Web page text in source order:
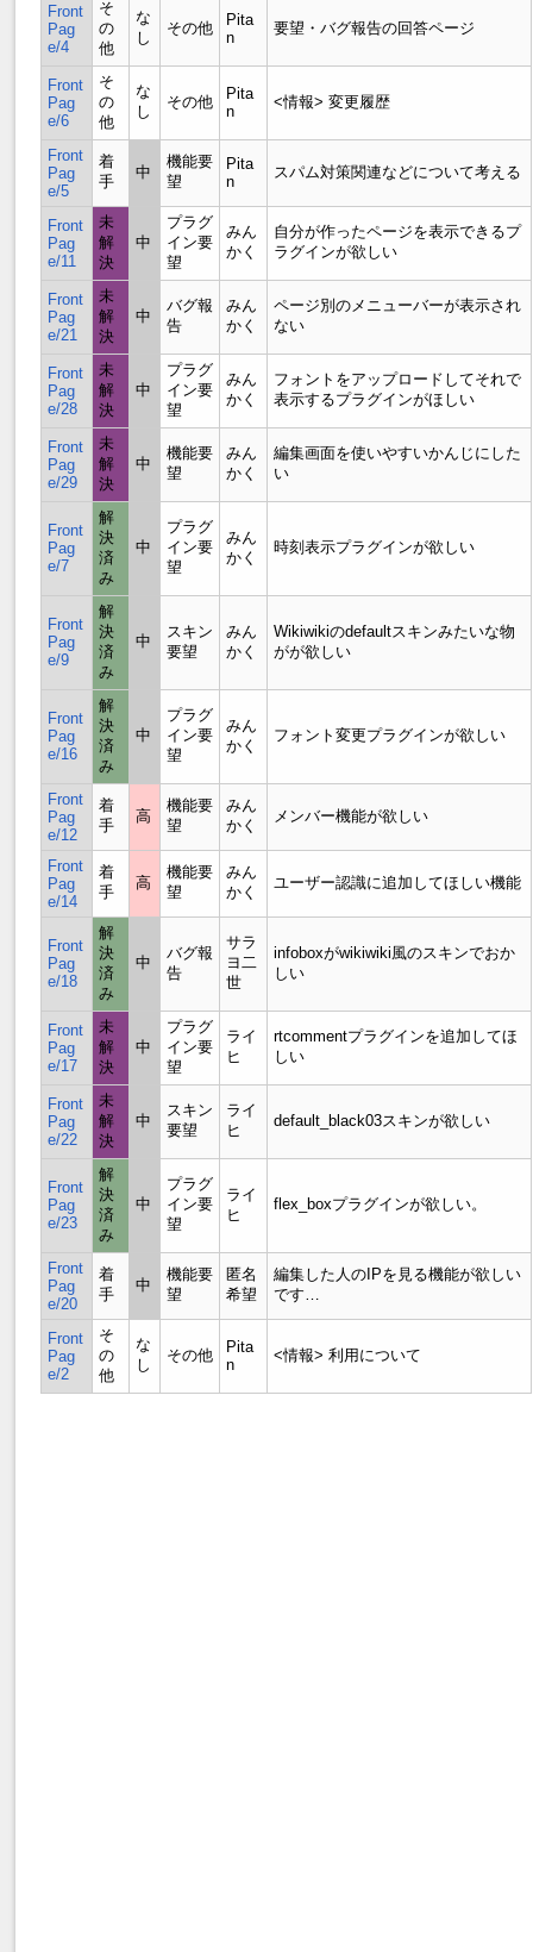
Front
Pag
e/4
そ
の
他
な
し
その他
Pita
n
要望・バグ報告の回答ページ
Front
Pag
e/6
そ
の
他
な
し
その他
Pita
n
<情報> 変更履歴
Front
Pag
e/5
着
手
中
機能要
望
Pita
n
スパム対策関連などについて考える
Front
Pag
e/11
未
解
決
中
プラグ
イン要
望
みん
かく
自分が作ったページを表示できるプ
ラグインが欲しい
Front
Pag
e/21
未
解
決
中
バグ報
告
みん
かく
ページ別のメニューバーが表示され
ない
Front
Pag
e/28
未
解
決
中
プラグ
イン要
望
みん
かく
フォントをアップロードしてそれで
表示するプラグインがほしい
Front
Pag
e/29
未
解
決
中
機能要
望
みん
かく
編集画面を使いやすいかんじにした
い
Front
Pag
e/7
解
決
済
み
中
プラグ
イン要
望
みん
かく
時刻表示プラグインが欲しい
Front
Pag
e/9
解
決
済
み
中
スキン
要望
みん
かく
Wikiwikiのdefaultスキンみたいな物
がが欲しい
Front
Pag
e/16
解
決
済
み
中
プラグ
イン要
望
みん
かく
フォント変更プラグインが欲しい
Front
Pag
e/12
着
手
高
機能要
望
みん
かく
メンバー機能が欲しい
Front
Pag
e/14
着
手
高
機能要
望
みん
かく
ユーザー認識に追加してほしい機能
Front
Pag
e/18
解
決
済
み
中
バグ報
告
サラ
ヨ二
世
infoboxがwikiwiki風のスキンでおか
しい
Front
Pag
e/17
未
解
決
中
プラグ
イン要
望
ライ
ヒ
rtcommentプラグインを追加してほ
しい
Front
Pag
e/22
未
解
決
中
スキン
要望
ライ
ヒ
default_black03スキンが欲しい
Front
Pag
e/23
解
決
済
み
中
プラグ
イン要
望
ライ
ヒ
flex_boxプラグインが欲しい。
Front
Pag
e/20
着
手
中
機能要
望
匿名
希望
編集した人のIPを見る機能が欲しい
です…
Front
Pag
e/2
そ
の
他
な
し
その他
Pita
n
<情報> 利用について